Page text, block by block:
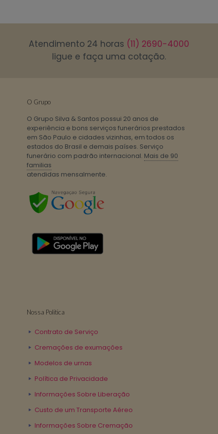
Atendimento 24 horas (11) 2690-4000
ligue e faça uma cotação.
O Grupo
O Grupo Silva & Santos possui 20 anos de
experiência e bons serviços funerários prestados
em São Paulo e cidades vizinhas, em todos os
estados do Brasil e demais países. Serviço
funerário com padrão internacional. Mais de 90
familias
atendidas mensalmente.
Nossa Politica
Contrato de Serviço
Cremações de exumações
Modelos de urnas
Política de Privacidade
Informações Sobre Liberação
Custo de um Transporte Aéreo
Informações Sobre Cremação